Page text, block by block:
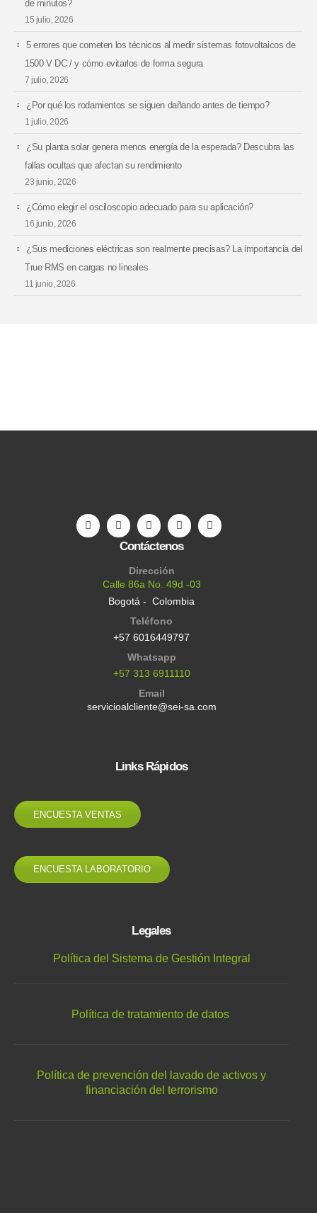
de minutos?
15 julio, 2026
5 errores que cometen los técnicos al medir sistemas fotovoltaicos de
1500 V DC / y cómo evitarlos de forma segura
7 julio, 2026
¿Por qué los rodamientos se siguen dañando antes de tiempo?
1 julio, 2026
¿Su planta solar genera menos energía de la esperada? Descubra las
fallas ocultas que afectan su rendimiento
23 junio, 2026
¿Cómo elegir el osciloscopio adecuado para su aplicación?
16 junio, 2026
¿Sus mediciones eléctricas son realmente precisas? La importancia del
True RMS en cargas no lineales
11 junio, 2026
Contáctenos
Dirección
Calle 86a No. 49d -03
Bogotá - Colombia
Teléfono
+57 6016449797
Whatsapp
+57 313 6911110
Email
servicioalcliente@sei-sa.com
Links Rápidos
ENCUESTA VENTAS
ENCUESTA LABORATORIO
Legales
Política del Sistema de Gestión Integral
Política de tratamiento de datos
Política de prevención del lavado de activos y
financiación del terrorismo